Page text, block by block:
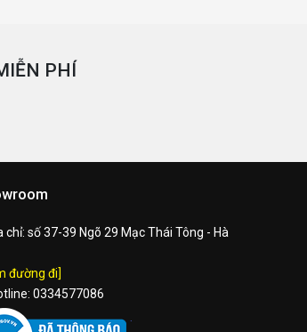
PHÍ
chỉ: số 37-39 Ngõ 29 Mạc Thái Tông - Hà
đường đi]
0334577086